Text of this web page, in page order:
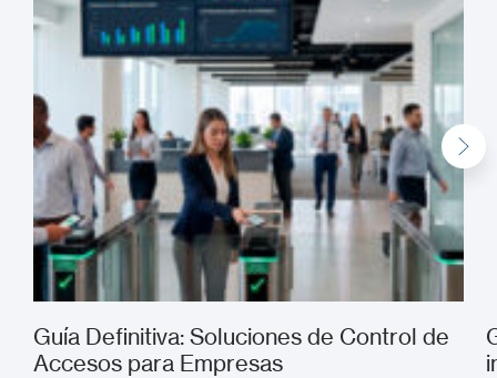
Guía Definitiva: Soluciones de Control de
Accesos para Empresas